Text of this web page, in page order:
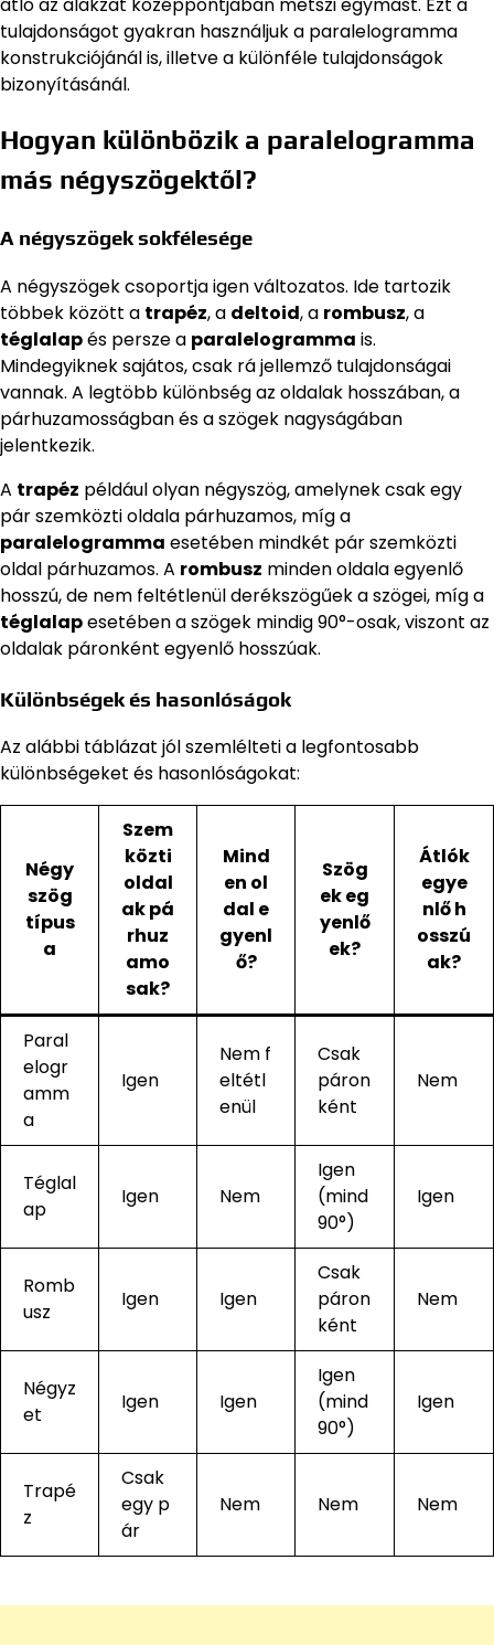
átló az alakzat középpontjában metszi egymást. Ezt a
tulajdonságot gyakran használjuk a paralelogramma
konstrukciójánál is, illetve a különféle tulajdonságok
bizonyításánál.
Hogyan különbözik a paralelogramma
más négyszögektől?
A négyszögek sokfélesége
A négyszögek csoportja igen változatos. Ide tartozik
többek között a trapéz, a deltoid, a rombusz, a
téglalapés persze a paralelogramma is.
Mindegyiknek sajátos, csak rá jellemző tulajdonságai
vannak. A legtöbb különbség az oldalak hosszában, a
párhuzamosságban és a szögek nagyságában
jelentkezik.
A trapéz például olyan négyszög, amelynek csak egy
pár szemközti oldala párhuzamos, míg a
paralelogramma esetében mindkét pár szemközti
oldal párhuzamos. A rombusz minden oldala egyenlő
hosszú, de nem feltétlenül derékszögűek a szögei, míg a
téglalapesetében a szögek mindig 90°-osak, viszont az
oldalak páronként egyenlő hosszúak.
Különbségek és hasonlóságok
Az alábbi táblázat jól szemlélteti a legfontosabb
különbségeket és hasonlóságokat:
Négy
szög
típus
a
Szem
közti
oldal
ak pá
rhuz
amo
sak?
Mind
en ol
dal e
gyenl
ő?
Szög
ek eg
yenlő
ek?
Átlók
egye
nlő h
osszú
ak?
Paral
elogr
amm
a
Igen
Nem f
eltétl
enül
Csak
páron
ként
Nem
Téglal
ap
Igen Nem
Igen
(mind
90°)
Igen
Romb
usz
Igen Igen
Csak
páron
ként
Nem
Négyz
et
Igen Igen
Igen
(mind
90°)
Igen
Trapé
z
Csak
egy p
ár
Nem Nem Nem